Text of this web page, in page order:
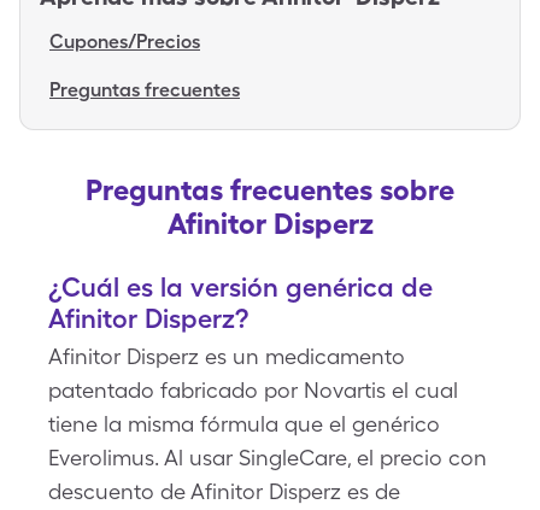
Cupones/Precios
Preguntas frecuentes
Preguntas frecuentes sobre
Afinitor Disperz
¿Cuál es la versión genérica de
Afinitor Disperz?
Afinitor Disperz es un medicamento
patentado fabricado por Novartis el cual
tiene la misma fórmula que el genérico
Everolimus. Al usar SingleCare, el precio con
descuento de Afinitor Disperz es de